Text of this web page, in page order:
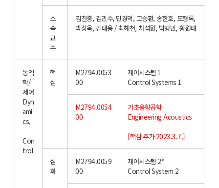
소
속
교
수
김찬중, 김민수, 민경덕, 고승환, 송한호, 도형록,
박상욱, 김태용 / 최해천, 차석원, 박형민, 황원태
동역
학/
제어
Dyn
ami
cs,
Con
trol
핵
심
M2794.0053
00
제어시스템 1
Control Systems 1
M2794.0054
00
기초음향공학
Engineering Acoustics
[핵심 추가 2023.3.7.]
심
화
M2794.0059
00
제어시스템 2*
Control System 2